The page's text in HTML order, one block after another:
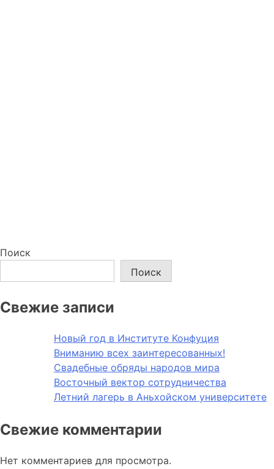
Поиск
Поиск
Свежие записи
Новый год в Институте Конфуция
Вниманию всех заинтересованных!
Свадебные обряды народов мира
Восточный вектор сотрудничества
Летний лагерь в Аньхойском университете
Свежие комментарии
Нет комментариев для просмотра.